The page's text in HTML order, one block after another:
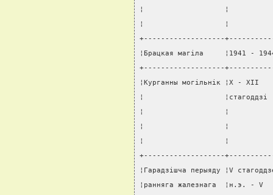
¦                   ¦
¦                   ¦
+-------------------
¦Брацкая магiла     ¦1941 -
+-------------------
¦Курганны могiльнiк ¦X -
¦                   ¦стагоддзi
¦                   ¦
¦                   ¦
¦                   ¦
+-------------------
¦Гарадзiшча перыяду ¦V
¦ранняга жалезнага  ¦н.э. -